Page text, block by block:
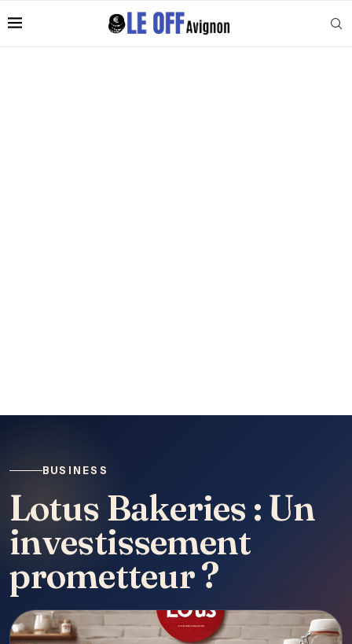
BUSINESS
Lotus Bakeries : Un
investissement
prometteur ?